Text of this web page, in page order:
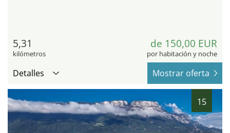
5,31
kilómetros
de 150,00 EUR
por habitación y noche
Detalles Mostrar oferta
15